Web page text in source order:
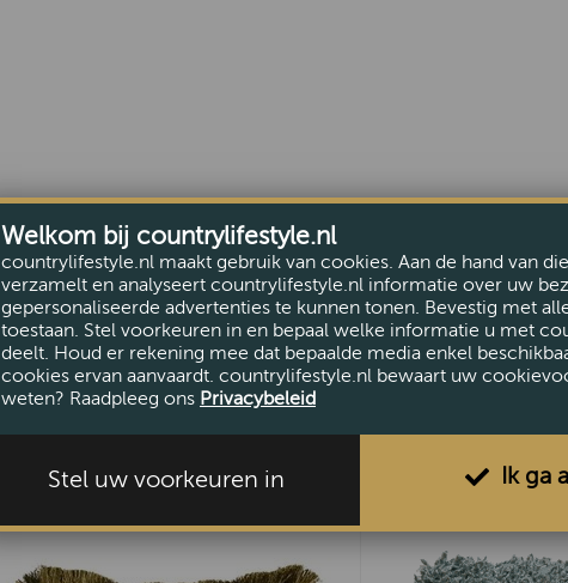
Welkom bij countrylifestyle.nl
countrylifestyle.nl maakt gebruik van cookies. Aan de hand van
verzamelt en analyseert countrylifestyle.nl informatie over uw
gepersonaliseerde advertenties te kunnen tonen. Bevestig met
toestaan. Stel voorkeuren in en bepaal welke informatie u met
deelt. Houd er rekening mee dat bepaalde media enkel
cookies ervan aanvaardt. countrylifestyle.nl bewaart uw
weten? Raadpleeg ons Privacybeleid
Stel uw voorkeuren in Ik ga